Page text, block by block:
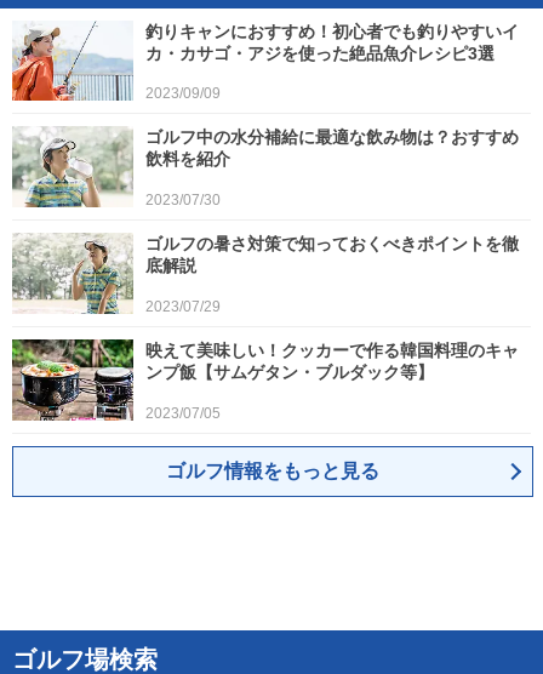
釣りキャンにおすすめ！初心者でも釣りやすいイ
カ・カサゴ・アジを使った絶品魚介レシピ3選
2023/09/09
ゴルフ中の水分補給に最適な飲み物は？おすすめ
飲料を紹介
2023/07/30
ゴルフの暑さ対策で知っておくべきポイントを徹
底解説
2023/07/29
映えて美味しい！クッカーで作る韓国料理のキャ
ンプ飯【サムゲタン・ブルダック等】
2023/07/05
ゴルフ情報をもっと見る
ゴルフ場検索